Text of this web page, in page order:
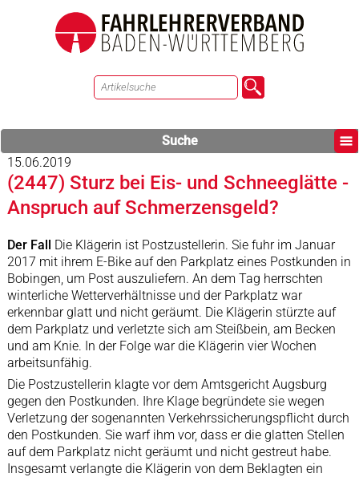
Suche
15.06.2019
(2447) Sturz bei Eis- und Schneeglätte -
Anspruch auf Schmerzensgeld?
Der Fall Die Klägerin ist Postzustellerin. Sie fuhr im Januar
2017 mit ihrem E-Bike auf den Parkplatz eines Postkunden in
Bobingen, um Post auszuliefern. An dem Tag herrschten
winterliche Wetterverhältnisse und der Parkplatz war
erkennbar glatt und nicht geräumt. Die Klägerin stürzte auf
dem Parkplatz und verletzte sich am Steißbein, am Becken
und am Knie. In der Folge war die Klägerin vier Wochen
arbeitsunfähig.
Die Postzustellerin klagte vor dem Amtsgericht Augsburg
gegen den Postkunden. Ihre Klage begründete sie wegen
Verletzung der sogenannten Verkehrssicherungspflicht durch
den Postkunden. Sie warf ihm vor, dass er die glatten Stellen
auf dem Parkplatz nicht geräumt und nicht gestreut habe.
Insgesamt verlangte die Klägerin von dem Beklagten ein